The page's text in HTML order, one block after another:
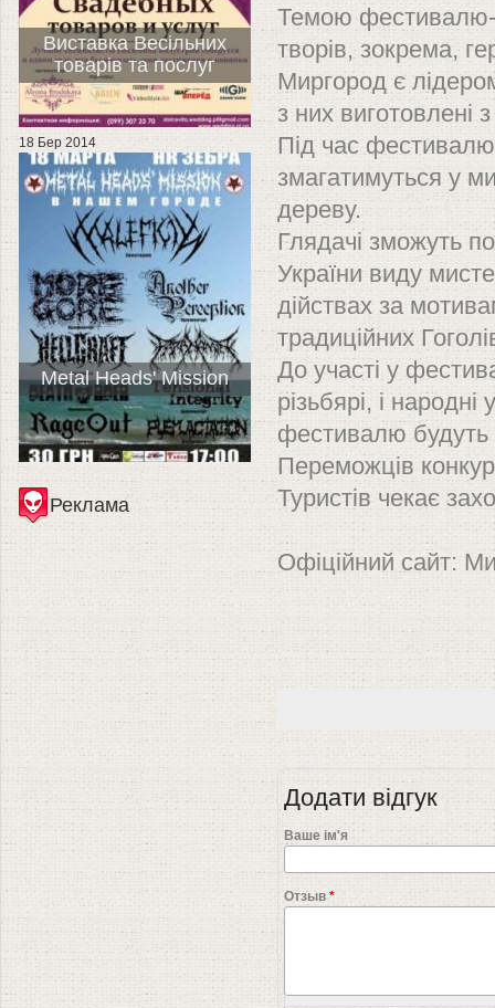
Темою фестивалю-
творів, зокрема,
Миргород є
з них виготовлені
Під час фестивалю
змагатимуться у
дереву.
Глядачі зможуть
України виду
дійствах за
традиційних
До участі у
різьбярі, і народні
фестивалю будуть
Переможців
Туристів чекає
Офіційний сайт:
Додати відгук
Ваше ім'я
Отзыв *
Виставка Весільних
товарів та послуг
18 Бер 2014
Metal Heads' Mission
Реклама